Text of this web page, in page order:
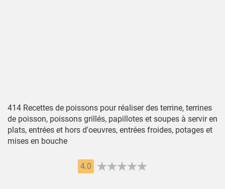
414 Recettes de poissons pour réaliser des terrine, terrines
de poisson, poissons grillés, papillotes et soupes à servir en
plats, entrées et hors d'oeuvres, entrées froides, potages et
mises en bouche
4.0